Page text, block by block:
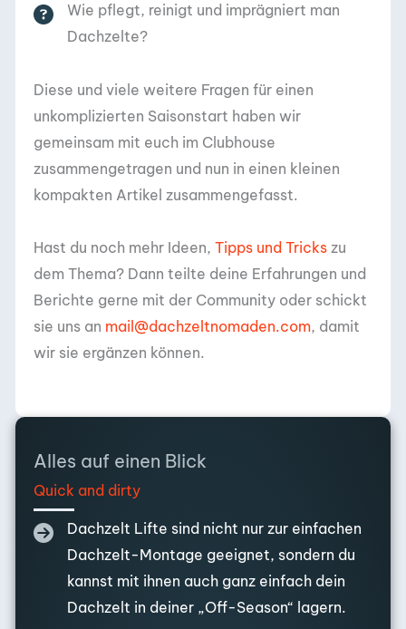
Wie pflegt, reinigt und imprägniert man
Dachzelte?
Diese und viele weitere Fragen für einen
unkomplizierten Saisonstart haben wir
gemeinsam mit euch im Clubhouse
zusammengetragen und nun in einen kleinen
kompakten Artikel zusammengefasst.
Hast du noch mehr Ideen, Tipps und Tricks zu
dem Thema? Dann teilte deine Erfahrungen und
Berichte gerne mit der Community oder schickt
sie uns an mail@dachzeltnomaden.com, damit
wir sie ergänzen können.
Alles auf einen Blick
Quick and dirty
Dachzelt Lifte sind nicht nur zur einfachen
Dachzelt-Montage geeignet, sondern du
kannst mit ihnen auch ganz einfach dein
Dachzelt in deiner „Off-Season“ lagern.